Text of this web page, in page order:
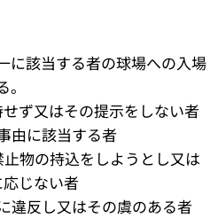
に該当する者の球場への入場
せず又はその提示をしない者
由に該当する者
止物の持込をしようとし又は
じない者
違反し又はその虞のある者